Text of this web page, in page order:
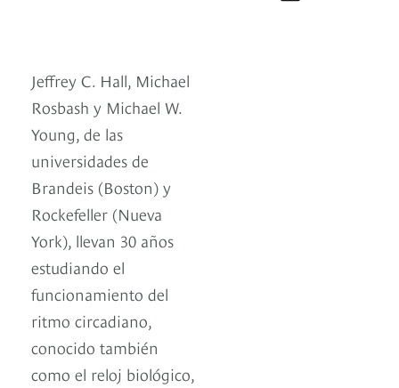
Jeffrey C. Hall, Michael
Rosbash y Michael W.
Young, de las
universidades de
Brandeis (Boston) y
Rockefeller (Nueva
York), llevan 30 años
estudiando el
funcionamiento del
ritmo circadiano,
conocido también
como el reloj biológico,